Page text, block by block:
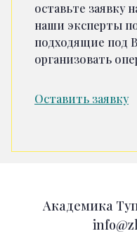
оставьте заявку
наши эксперты
подходящие под
организовать
Оставить заявку
Академика